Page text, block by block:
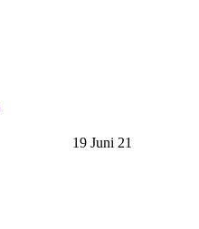
19 Juni 21